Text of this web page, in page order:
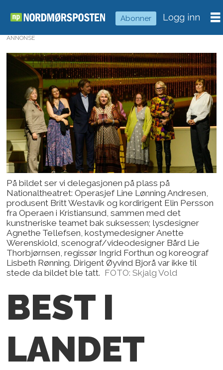
Abonner Logg inn
ANNONSE
På bildet ser vi delegasjonen på plass på
Nationaltheatret: Operasjef Line Lønning Andresen,
produsent Britt Westavik og kordirigent Elin Persson
fra Operaen i Kristiansund, sammen med det
kunstneriske teamet bak suksessen; lysdesigner
Agnethe Tellefsen, kostymedesigner Anette
Werenskiold, scenograf/videodesigner Bård Lie
Thorbjørnsen, regissør Ingrid Forthun og koreograf
Lisbeth Rønning. Dirigent Øyvind Bjorå var ikke til
stede da bildet ble tatt. FOTO: Skjalg Vold
BEST I
LANDET